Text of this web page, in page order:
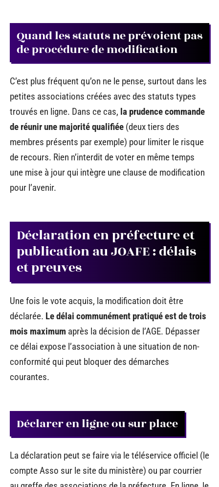
Quand les statuts ne prévoient pas
de procédure de modification
C’est plus fréquent qu’on ne le pense, surtout dans les
petites associations créées avec des statuts types
trouvés en ligne. Dans ce cas, la prudence commande
de réunir une majorité qualifiée (deux tiers des
membres présents par exemple) pour limiter le risque
de recours. Rien n’interdit de voter en même temps
une mise à jour qui intègre une clause de modification
pour l’avenir.
Déclaration en préfecture et
publication au JOAFE : délais
et preuves
Une fois le vote acquis, la modification doit être
déclarée. Le délai communément pratiqué est de trois
mois maximum après la décision de l’AGE. Dépasser
ce délai expose l’association à une situation de non-
conformité qui peut bloquer des démarches
courantes.
Déclarer en ligne ou sur place
La déclaration peut se faire via le téléservice officiel (le
compte Asso sur le site du ministère) ou par courrier